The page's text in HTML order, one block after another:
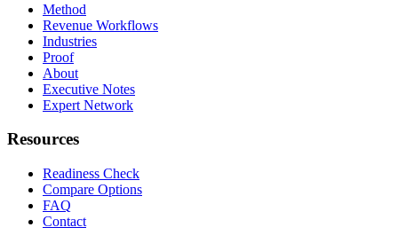
Method
Revenue Workflows
Industries
Proof
About
Executive Notes
Expert Network
Resources
Readiness Check
Compare Options
FAQ
Contact